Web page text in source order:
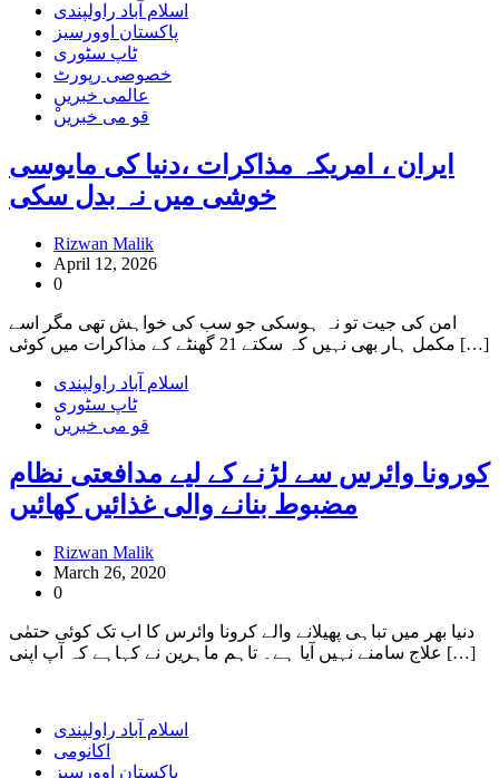
اسلام آباد راولپندی
پاکستان اوورسیز
ٹاپ سٹوری
خصوصی رپورٹ
عالمی خبریں
ْقو می خبریں
ایران ، امریکہ مذاکرات ،دنیا کی مایوسی
خوشی میں نہ بدل سکی
Rizwan Malik
April 12, 2026
0
امن کی جیت تو نہ ہوسکی جو سب کی خواہش تھی مگر اسے
مکمل ہار بھی نہیں کہ سکتے 21 گھنٹے کے مذاکرات میں کوئی […]
اسلام آباد راولپندی
ٹاپ سٹوری
ْقو می خبریں
کورونا وائرس سے لڑنے کے لیے مدافعتی نظام
مضبوط بنانے والی غذائیں کھائیں
Rizwan Malik
March 26, 2020
0
دنیا بھر میں تباہی پھیلانے والے کرونا وائرس کا اب تک کوئی حتمٰی
علاج سامنے نہیں آیا ہے۔ تاہم ماہرین نے کہاہے کہ آپ اپنی […]
اسلام آباد راولپندی
اکانومی
پاکستان اوورسیز